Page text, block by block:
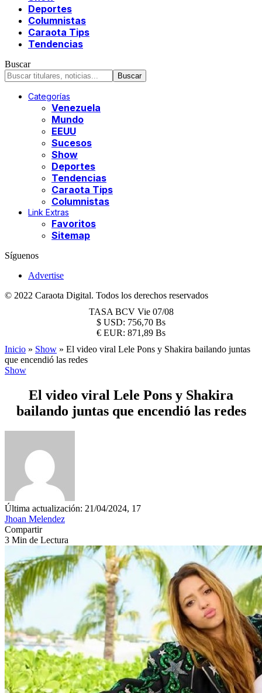
Deportes
Columnistas
Caraota Tips
Tendencias
Buscar
Categorías
Venezuela
Mundo
EEUU
Sucesos
Show
Deportes
Tendencias
Caraota Tips
Columnistas
Link Extras
Favoritos
Sitemap
Síguenos
Advertise
© 2022 Caraota Digital. Todos los derechos reservados
TASA BCV Vie 07/08
$ USD: 756,70 Bs
€ EUR: 871,89 Bs
Inicio » Show » El video viral Lele Pons y Shakira bailando juntas
que encendió las redes
Show
El video viral Lele Pons y Shakira
bailando juntas que encendió las redes
Última actualización: 21/04/2024, 17
Jhoan Melendez
Compartir
3 Min de Lectura